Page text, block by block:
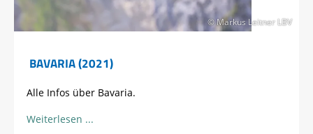
© Markus Leitner LBV
BAVARIA (2021)
Alle Infos über Bavaria.
Weiterlesen